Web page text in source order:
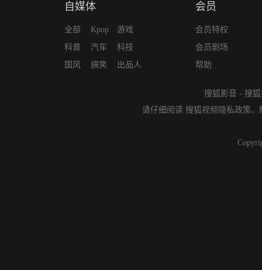
自媒体
全部
科普
国风
Kpop
汽车
搞笑
游戏
科技
出品人
会员
会员特权
会员剧场
帮助
搜狐影音 - 搜
请仔细阅读 搜狐视频隐私政策、